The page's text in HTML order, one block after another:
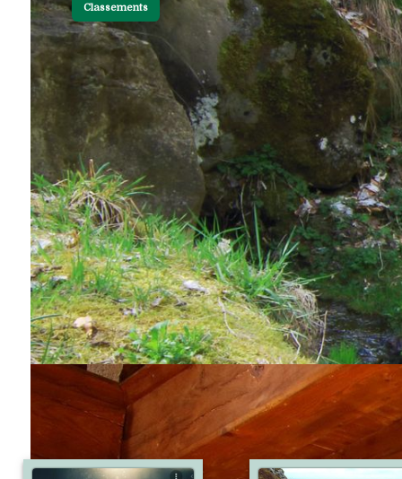
Classements
10-01-2025 19:30
Agen - Provence
AGEN
commentaires
poster un commentaires